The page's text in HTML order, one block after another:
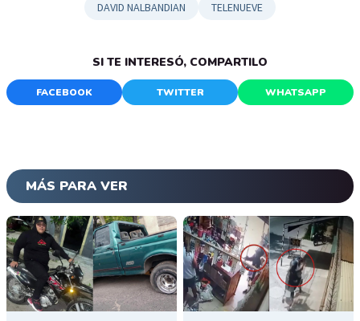
DAVID NALBANDIAN TELENUEVE
SI TE INTERESÓ, COMPARTILO
FACEBOOK TWITTER WHATSAPP
MÁS PARA VER